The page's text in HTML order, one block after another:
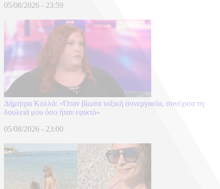
05/08/2026 - 23:59
Δήμητρα Κολλά: «Όταν βίωσα τοξική συνεργασία, συνέχισα τη
δουλειά μου όσο ήταν εφικτό»
05/08/2026 - 23:00